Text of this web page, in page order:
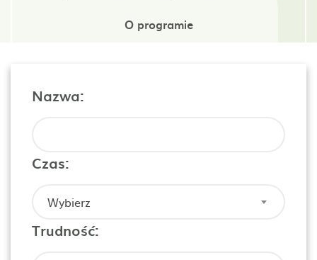
O programie
Nazwa:
Czas:
Wybierz
Trudność: